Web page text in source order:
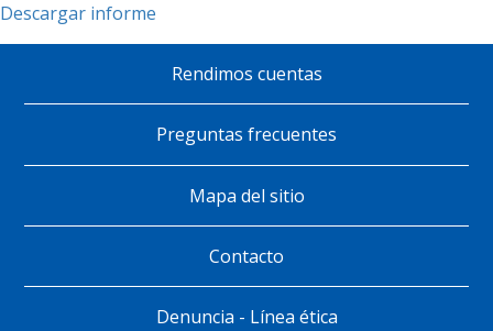
Descargar informe
página
Rendimos cuentas
Preguntas frecuentes
Mapa del sitio
Contacto
Denuncia - Línea ética